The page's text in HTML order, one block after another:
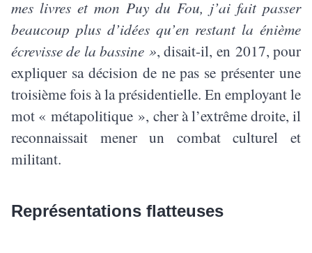
mes livres et mon Puy du Fou, j’ai fait passer
beaucoup plus d’idées qu’en restant la énième
écrevisse de la bassine », disait-il, en 2017, pour
expliquer sa décision de ne pas se présenter une
troisième fois à la présidentielle. En employant le
mot « métapolitique », cher à l’extrême droite, il
reconnaissait mener un combat culturel et
militant.
Représentations flatteuses